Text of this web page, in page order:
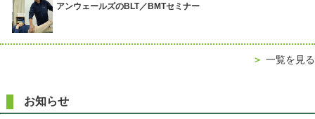
アンウェールズのBLT／BMTセミナー
＞ 一覧を見る
お知らせ